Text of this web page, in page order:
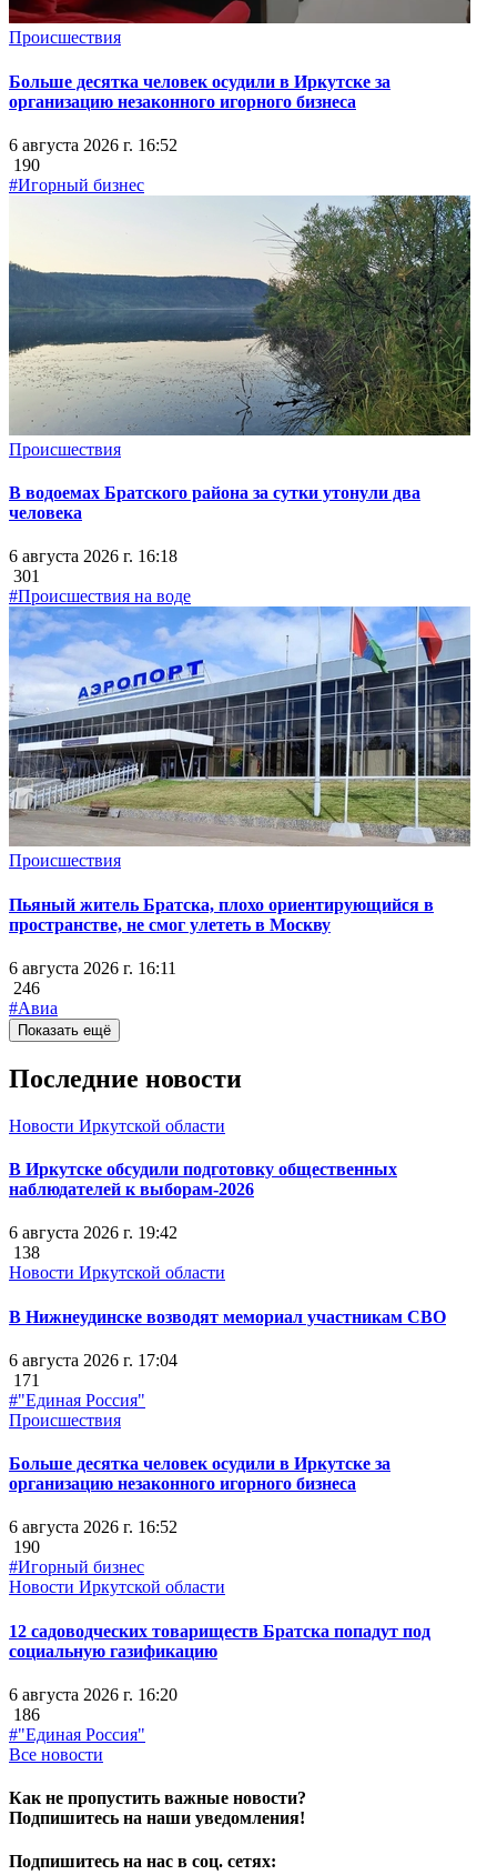
Происшествия
Больше десятка человек осудили в Иркутске за
организацию незаконного игорного бизнеса
6 августа 2026 г. 16:52
190
#Игорный бизнес
Происшествия
В водоемах Братского района за сутки утонули два
человека
6 августа 2026 г. 16:18
301
#Происшествия на воде
Происшествия
Пьяный житель Братска, плохо ориентирующийся в
пространстве, не смог улететь в Москву
6 августа 2026 г. 16:11
246
#Авиа
Показать ещё
Последние новости
Новости Иркутской области
В Иркутске обсудили подготовку общественных
наблюдателей к выборам-2026
6 августа 2026 г. 19:42
138
Новости Иркутской области
В Нижнеудинске возводят мемориал участникам СВО
6 августа 2026 г. 17:04
171
#"Единая Россия"
Происшествия
Больше десятка человек осудили в Иркутске за
организацию незаконного игорного бизнеса
6 августа 2026 г. 16:52
190
#Игорный бизнес
Новости Иркутской области
12 садоводческих товариществ Братска попадут под
социальную газификацию
6 августа 2026 г. 16:20
186
#"Единая Россия"
Все новости
Как не пропустить важные новости?
Подпишитесь на наши уведомления!
Подпишитесь на нас в соц. сетях: